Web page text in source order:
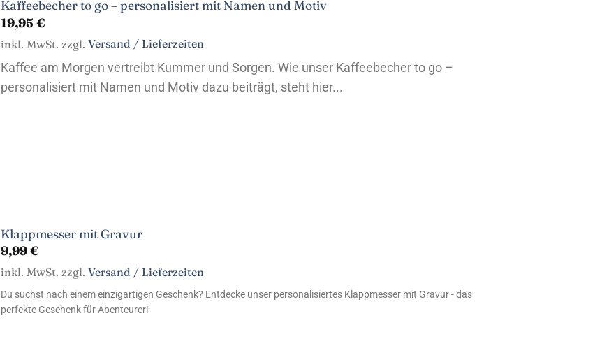
Kaffeebecher to go – personalisiert mit Namen und Motiv
19,95€
inkl. MwSt. zzgl.Versand / Lieferzeiten
Kaffee am Morgen vertreibt Kummer und Sorgen. Wie unser Kaffeebecher to go –
personalisiert mit Namen und Motiv dazu beiträgt, steht hier...
Klappmesser mit Gravur
9,99€
inkl. MwSt. zzgl.Versand / Lieferzeiten
Du suchst nach einem einzigartigen Geschenk? Entdecke unser personalisiertes Klappmesser mit Gravur - das
perfekte Geschenk für Abenteurer!